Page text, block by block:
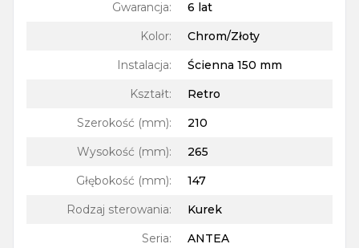
Gwarancja:
6 lat
Kolor:
Chrom/Złoty
Instalacja:
Ścienna 150 mm
Kształt:
Retro
Szerokość (mm):
210
Wysokość (mm):
265
Głębokość (mm):
147
Rodzaj sterowania:
Kurek
Seria:
ANTEA